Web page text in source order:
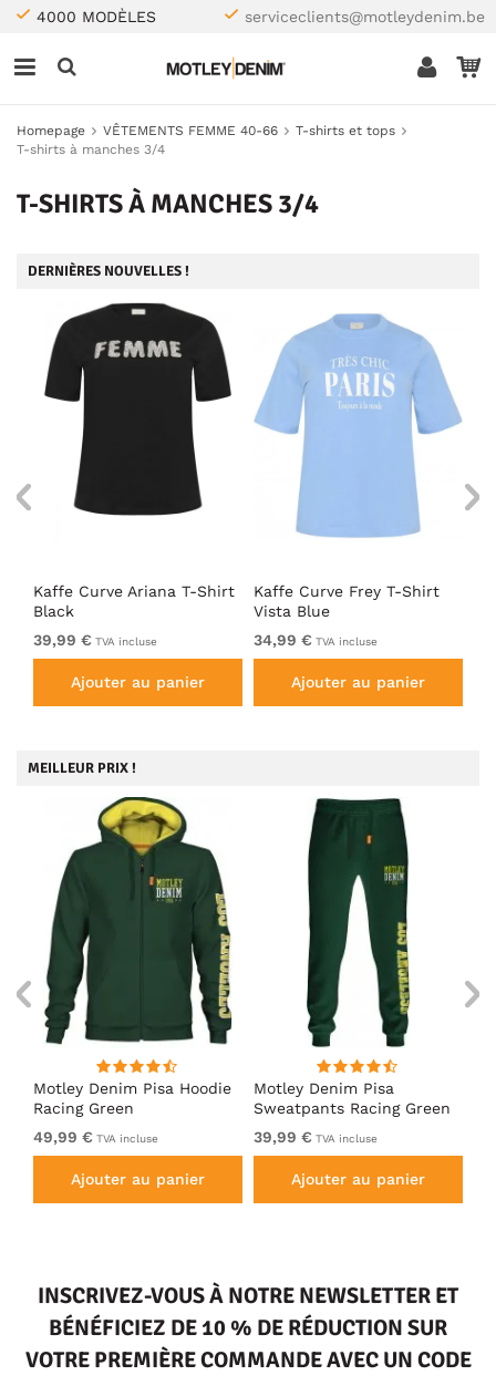
4000 MODÈLES serviceclients@motleydenim.be
Homepage VÊTEMENTS FEMME 40-66
T-shirts et tops
T-shirts à manches 3/4
T-SHIRTS À MANCHES 3/4
DERNIÈRES NOUVELLES !
Kaffe Curve Ariana T-Shirt
Black
39,99 € TVA incluse
Ajouter au panier
Kaffe Curve Frey T-Shirt
Vista Blue
34,99 € TVA incluse
Ajouter au panier
MEILLEUR PRIX !
Motley Denim Pisa Hoodie
Racing Green
49,99 € TVA incluse
Ajouter au panier
Motley Denim Pisa
Sweatpants Racing Green
39,99 € TVA incluse
Ajouter au panier
INSCRIVEZ-VOUS À NOTRE NEWSLETTER ET
BÉNÉFICIEZ DE 10 % DE RÉDUCTION SUR
VOTRE PREMIÈRE COMMANDE AVEC UN CODE